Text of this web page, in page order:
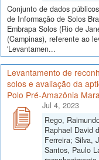
Conjunto de dados
de Informação de Solos
Embrapa Solos (Rio de
(Campinas), referente ao
'Levantamen...
Levantamento de
solos e avaliação da
Polo Pré-Amazônia
Jul 4, 2023
Rego,
Raphael David
Ferreira; Silva,
Santos, Paulo